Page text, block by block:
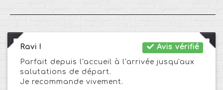
Avis vérifié
Ravi !
Parfait depuis l'accueil à l'arrivée jusqu'aux
salutations de départ.
Je recommande vivement.